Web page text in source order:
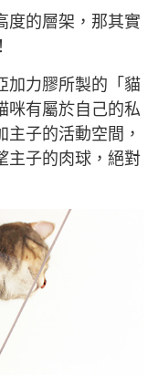
度的層架，那其實
加力膠所製的「貓
咪有屬於自己的私
子的活動空間，
主子的肉球，絕對